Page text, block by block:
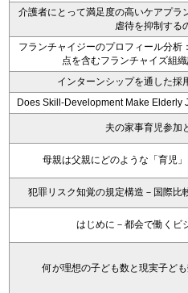
介護者にとって満足度の高いケアプラ
虐待を抑制する
フランチャイジーのプロフィール分析
点を含むフランチャイズ組
インターンシップを通した採
Does Skill-Development Make Elderly
夫の家事育児参加
母親は父親にどのような「育児
犯罪リスク知覚の規定構造－国際比
はじめに－都会で働くビ
何が理想の子ども数と現実子ど